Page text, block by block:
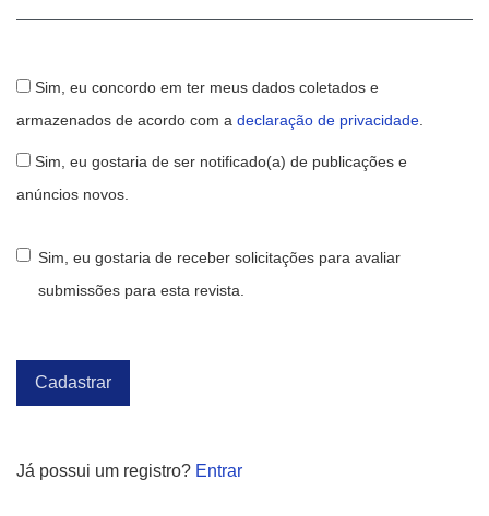
armazenados de acordo com a declaração de privacidade.
anúncios novos.
Sim, eu gostaria de receber solicitações para avaliar
submissões para esta revista.
Cadastrar
Já possui um registro? Entrar